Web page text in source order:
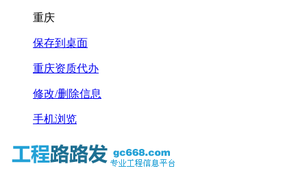
重庆
保存到桌面
重庆资质代办
修改/删除信息
手机浏览